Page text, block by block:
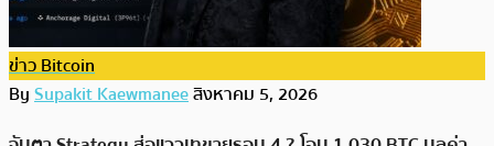
ข่าว Bitcoin
BySupakit Kaewmaneeสิงหาคม 5, 2026